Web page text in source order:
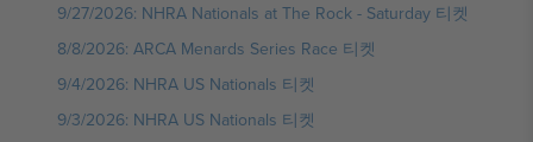
9/27/2026: NHRA Nationals at The Rock - Saturday 티켓
8/8/2026: ARCA Menards Series Race 티켓
9/4/2026: NHRA US Nationals 티켓
9/3/2026: NHRA US Nationals 티켓